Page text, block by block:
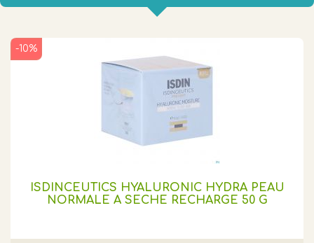
ISDINCEUTICS HYALURONIC HYDRA PEAU
NORMALE A SECHE RECHARGE 50 G
-10%